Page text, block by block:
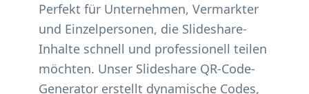
Perfekt für Unternehmen, Vermarkter
und Einzelpersonen, die Slideshare-
Inhalte schnell und professionell teilen
möchten. Unser Slideshare QR-Code-
Generator erstellt dynamische Codes,